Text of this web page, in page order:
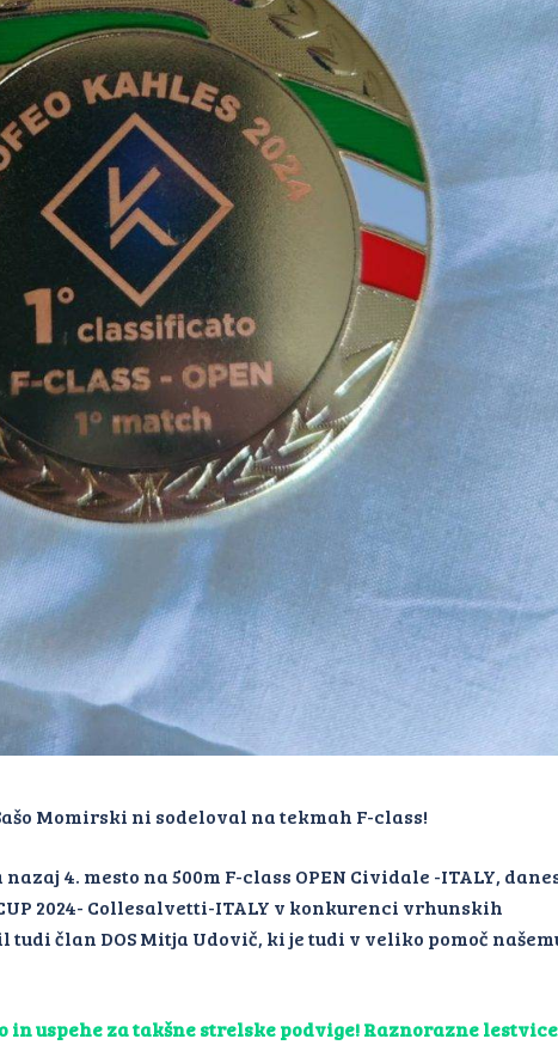
Momirski ni sodeloval na tekmah F-class!
4. mesto na 500m F-class OPEN Cividale -ITALY,
CUP 2024- Collesalvetti-ITALY v konkurenci vrhunskih
tudi član DOS Mitja Udovič, ki je tudi v veliko pomoč
uspehe za takšne strelske podvige! Raznorazne lestvice